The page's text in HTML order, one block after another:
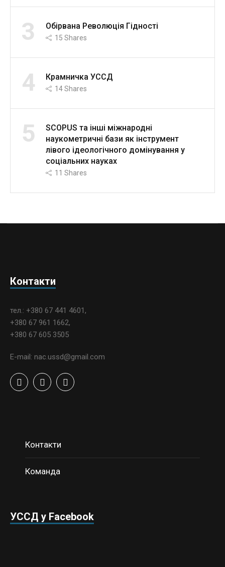
3 Обірвана Революція Гідності
15 Shares
4 Крамничка УССД
14Shares
5
SCOPUS та інші міжнародні
наукометричні бази як інструмент
лівого ідеологічного домінування у
соціальних науках
11 Shares
Контакти
тел.: +380 67 441 4601,
+380 67 961 1662,
+380 67 605 3505
E-mail: nac.ussd@gmail.com
Контакти
Команда
УССД у Facebook